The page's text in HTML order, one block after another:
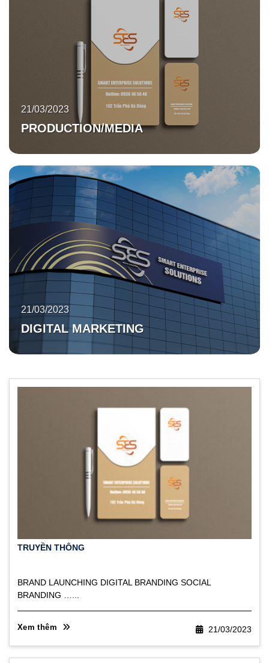
PRODUCTION/MEDIA
21/03/2023
DIGITAL MARKETING
21/03/2023
TRUYỀN THÔNG
21/03/2023
BRAND LAUNCHING DIGITAL BRANDING SOCIAL
BRANDING …...
Xem thêm